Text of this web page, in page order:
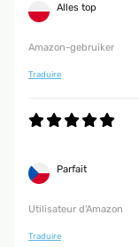
Alles top
Amazon-gebruiker
Traduire
Parfait
Utilisateur d'Amazon
Traduire